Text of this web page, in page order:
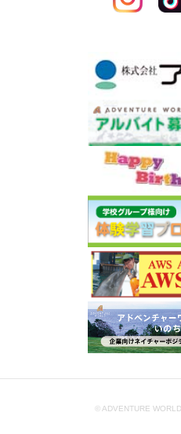
© ADVENTURE